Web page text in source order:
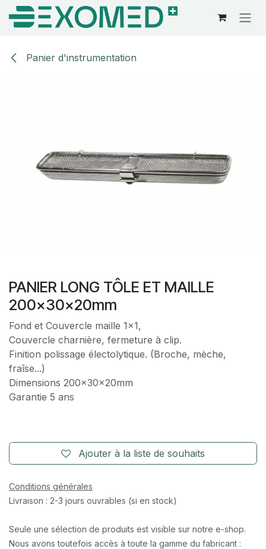
Se rendre au contenu
Panier d'instrumentation
PANIER LONG TÔLE ET MAILLE
200x30x20mm
Fond et Couvercle maille 1x1,
Couvercle charnière, fermeture à clip.
Finition polissage électolytique. (Broche, mèche,
fraîse...)
Dimensions 200x30x20mm
Garantie 5 ans
Ajouter à la liste de souhaits
Conditions générales
Livraison : 2-3 jours ouvrables (si en stock)
Seule une sélection de produits est visible sur notre e-shop.
Nous avons toutefois accès à toute la gamme du fabricant :